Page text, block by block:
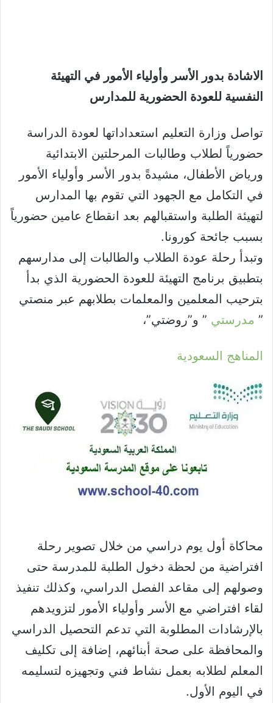
الاشادة بدور الأسر وأولياء الأمور في التهيئة
النفسية للعودة الحضورية للمدارس
تواصل وزارة التعليم استعداداتها لعودة الدراسة
حضورياً لطلاب وطالبات المرحلتين الابتدائية
ورياض الأطفال، مشيدةً بدور الأسر وأولياء الأمور
في التكامل مع الجهود التي تقوم بها المدارس
لتهيئة الطلبة واستقبالهم بعد انقطاع عامين حضورياً
بسبب جائحة كورونا.
وتبدأ رحلة عودة الطلاب والطالبات إلى مدارسهم
بتطبيق برنامج التهيئة للعودة الحضورية الذي بدأ
بترحيب المعلمين والمعلمات بطلابهم عبر منصتي
” مدرستي ” و”روضتي”،
المناهج السعودية
محاكاة أول يوم دراسي من خلال تصوير رحلة
افتراضية من لحظة دخول الطلبة للمدرسة حتى
وصولهم إلى مقاعد الفصل الدراسي، وكذلك تنفيذ
لقاء افتراضي مع الأسر وأولياء الأمور لتزويدهم
بالإرشادات المطلوبة التي تدعم التحصيل الدراسي
والمحافظة على صحة أبنائهم، إضافة إلى تكليف
المعلم لطلابه بعمل نشاط فني وتجهيزه لتسليمه
في اليوم الأول.